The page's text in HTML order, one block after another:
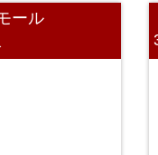
ール